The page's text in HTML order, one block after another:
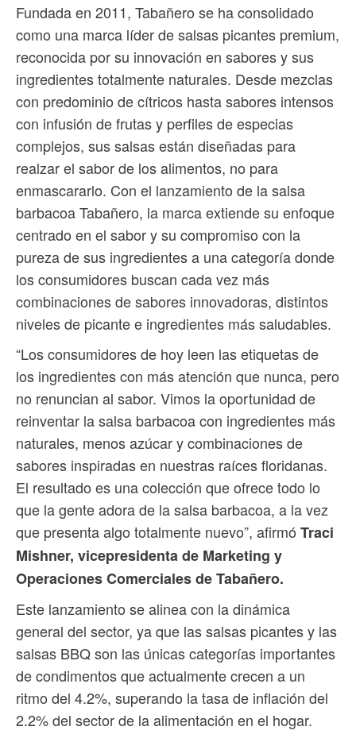
Fundada en 2011, Tabañero se ha consolidado
como una marca líder de salsas picantes premium,
reconocida por su innovación en sabores y sus
ingredientes totalmente naturales. Desde mezclas
con predominio de cítricos hasta sabores intensos
con infusión de frutas y perfiles de especias
complejos, sus salsas están diseñadas para
realzar el sabor de los alimentos, no para
enmascararlo. Con el lanzamiento de la salsa
barbacoa Tabañero, la marca extiende su enfoque
centrado en el sabor y su compromiso con la
pureza de sus ingredientes a una categoría donde
los consumidores buscan cada vez más
combinaciones de sabores innovadoras, distintos
niveles de picante e ingredientes más saludables.
“Los consumidores de hoy leen las etiquetas de
los ingredientes con más atención que nunca, pero
no renuncian al sabor. Vimos la oportunidad de
reinventar la salsa barbacoa con ingredientes más
naturales, menos azúcar y combinaciones de
sabores inspiradas en nuestras raíces floridanas.
El resultado es una colección que ofrece todo lo
que la gente adora de la salsa barbacoa, a la vez
que presenta algo totalmente nuevo”, afirmó Traci
Mishner, vicepresidenta de Marketing y
Operaciones Comerciales de Tabañero.
Este lanzamiento se alinea con la dinámica
general del sector, ya que las salsas picantes y las
salsas BBQ son las únicas categorías importantes
de condimentos que actualmente crecen a un
ritmo del 4.2%, superando la tasa de inflación del
2.2% del sector de la alimentación en el hogar.